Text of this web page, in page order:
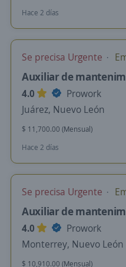
Hace 2 días
Se precisa Urgente
Auxiliar de
4.0
Prowork
Juárez, Nuevo León
$ 11,700.00 (Mensual)
Hace 2 días
Se precisa Urgente
Auxiliar de
4.0
Prowork
Monterrey, Nuevo León
$ 10,910.00 (Mensual)